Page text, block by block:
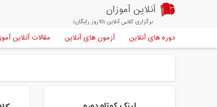
آنلاین آموزان
برگزاری کلاس آنلاین (10روز رایگان)
دوره های آنلاین آزمون های آنلاین مقالات آنلاین